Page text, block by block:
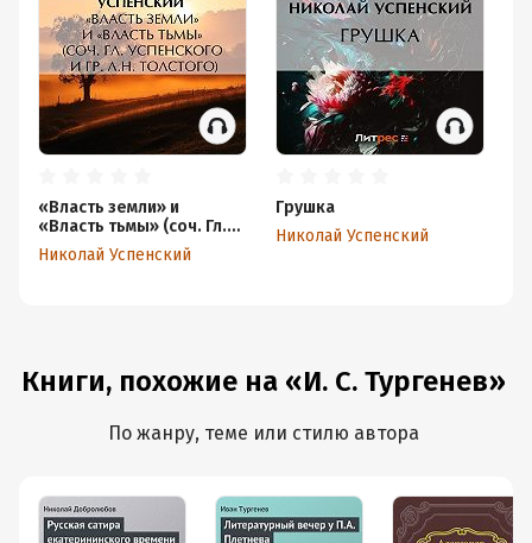
«Власть земли» и
«Власть тьмы» (соч. Гл.
Успенского и гр. Л.Н.
Толстого)
Николай Успенский
Грушка
Николай Успенский
Книги, похожие на «И. С. Тургенев»
По жанру, теме или стилю автора